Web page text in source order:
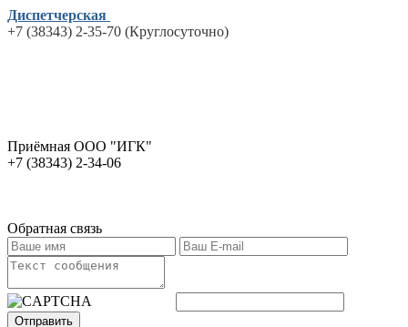
Диспетчерская
+7 (38343) 2-35-70 (Круглосуточно)
Приёмная ООО "ИГК"
+7 (38343) 2-34-06
Обратная связь
Отправить